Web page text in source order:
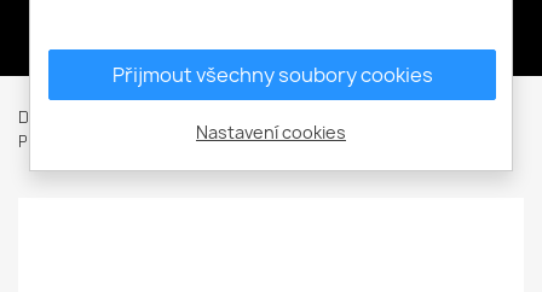
Domů
Polokošile
Přijmout všechny soubory cookies
Nastavení cookies